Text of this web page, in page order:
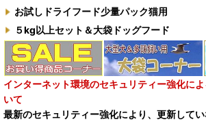
お試しドライフード少量パック猫用
５kg以上セット＆大袋ドッグフード
インターネット環境のセキュリティー強化に
いて
最新のセキュリティー強化により、更新して